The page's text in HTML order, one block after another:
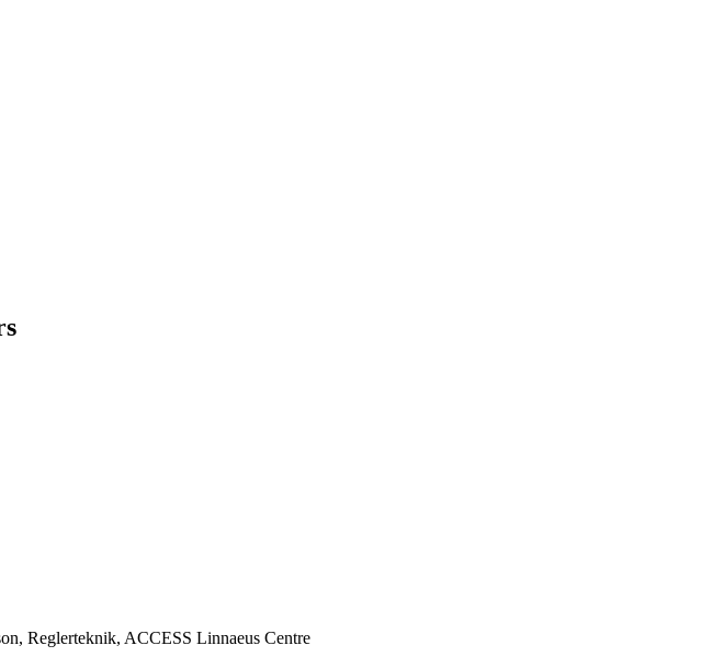
Reglerteknik, ACCESS Linnaeus Centre